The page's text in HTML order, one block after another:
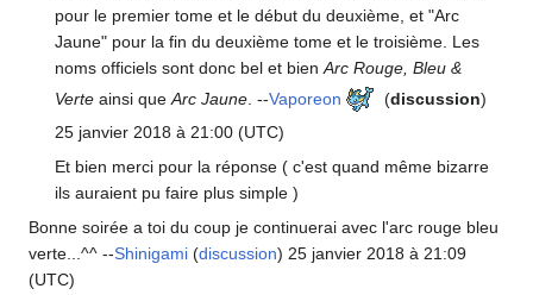
pour le premier tome et le début du deuxième, et "Arc
Jaune" pour la fin du deuxième tome et le troisième. Les
noms officiels sont donc bel et bienArc Rouge, Bleu &
Verte ainsi queArc Jaune . --Vaporeon (discussion)
25 janvier 2018 à 21:00 (UTC)
Et bien merci pour la réponse ( c'est quand même bizarre
ils auraient pu faire plus simple )
Bonne soirée a toi du coup je continuerai avec l'arc rouge bleu
verte...^^ --Shinigami (discussion) 25 janvier 2018 à 21:09
(UTC)